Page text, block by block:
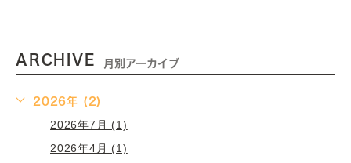
ARCHIVE 月別アーカイブ
2026年 (2)
2026年7月 (1)
2026年4月 (1)